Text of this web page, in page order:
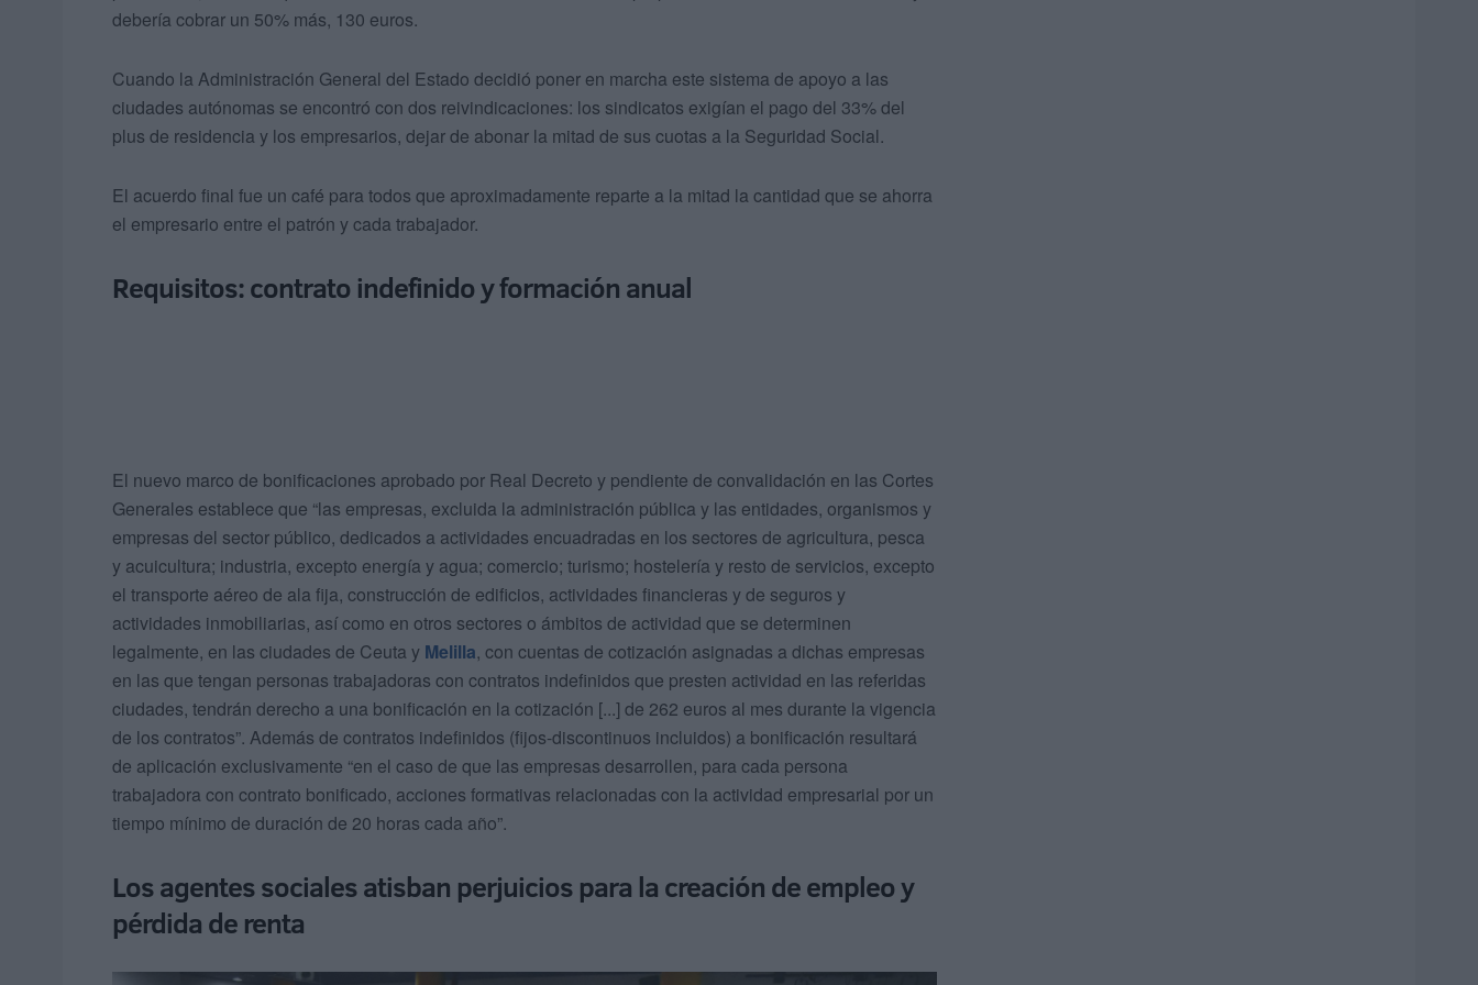
debería cobrar un 50% más, 130 euros.
Cuando la Administración General del Estado decidió poner en marcha este sistema de apoyo a las
ciudades autónomas se encontró con dos reivindicaciones: los sindicatos exigían el pago del 33% del
plus de residencia y los empresarios, dejar de abonar la mitad de sus cuotas a la Seguridad Social.
El acuerdo final fue un café para todos que aproximadamente reparte a la mitad la cantidad que se ahorra
el empresario entre el patrón y cada trabajador.
Requisitos: contrato indefinido y formación anual
El nuevo marco de bonificaciones aprobado por Real Decreto y pendiente de convalidación en las Cortes
Generales establece que “las empresas, excluida la administración pública y las entidades, organismos y
empresas del sector público, dedicados a actividades encuadradas en los sectores de agricultura, pesca
y acuicultura; industria, excepto energía y agua; comercio; turismo; hostelería y resto de servicios, excepto
el transporte aéreo de ala fija, construcción de edificios, actividades financieras y de seguros y
actividades inmobiliarias, así como en otros sectores o ámbitos de actividad que se determinen
legalmente, en las ciudades de Ceuta y Melilla, con cuentas de cotización asignadas a dichas empresas
en las que tengan personas trabajadoras con contratos indefinidos que presten actividad en las referidas
ciudades, tendrán derecho a una bonificación en la cotización [...] de 262 euros al mes durante la vigencia
de los contratos”. Además de contratos indefinidos (fijos-discontinuos incluidos) a bonificación resultará
de aplicación exclusivamente “en el caso de que las empresas desarrollen, para cada persona
trabajadora con contrato bonificado, acciones formativas relacionadas con la actividad empresarial por un
tiempo mínimo de duración de 20 horas cada año”.
Los agentes sociales atisban perjuicios para la creación de empleo y
pérdida de renta